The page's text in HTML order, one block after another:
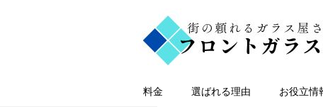
料金 選ばれる理由 お役立情